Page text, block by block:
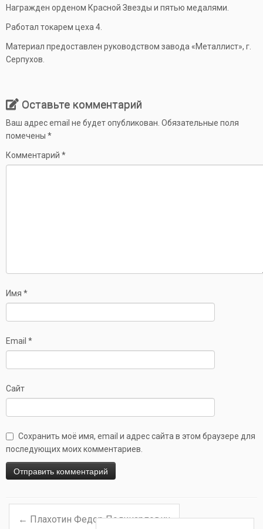
Награжден орденом Красной Звезды и пятью медалями.
Работал токарем цеха 4.
Материал предоставлен руководством завода «Металлист», г.
Серпухов.
Оставьте комментарий
Ваш адрес email не будет опубликован. Обязательные поля
помечены *
Комментарий *
Имя *
Email *
Сайт
Сохранить моё имя, email и адрес сайта в этом браузере для
последующих моих комментариев.
Навигация по записям
← Плахотин Федор Поликарпович